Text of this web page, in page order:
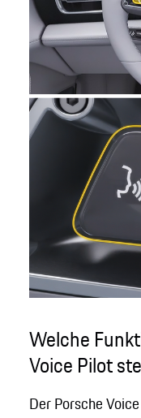
Welche
Voice Pilot
Der Porsche